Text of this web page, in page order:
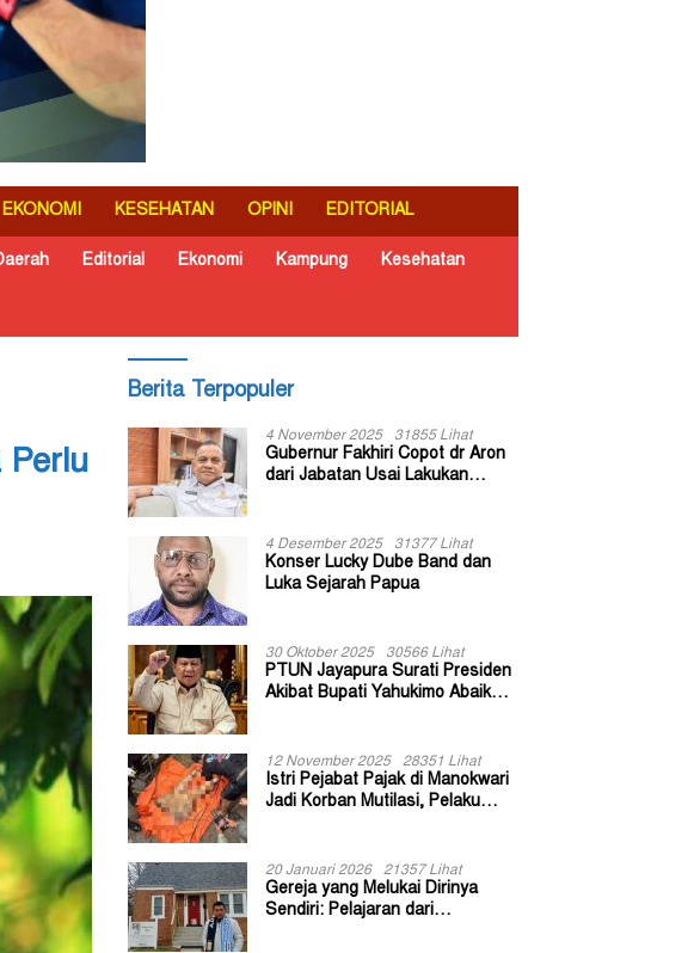
EKONOMI KESEHATAN OPINI EDITORIAL
Editorial Ekonomi Kampung Kesehatan
Perlu
Berita Terpopuler
4 November 2025 31855 Lihat
Gubernur Fakhiri Copot dr Aron
dari Jabatan Usai Lakukan
4 Desember 2025 31377 Lihat
Konser Lucky Dube Band dan
Luka Sejarah Papua
30 Oktober 2025 30566 Lihat
PTUN Jayapura Surati Presiden
Akibat Bupati Yahukimo Abaikan
12 November 2025 28351 Lihat
Istri Pejabat Pajak di Manokwari
Jadi Korban Mutilasi, Pelaku
20 Januari 2026 21357 Lihat
Gereja yang Melukai Dirinya
Sendiri: Pelajaran dari